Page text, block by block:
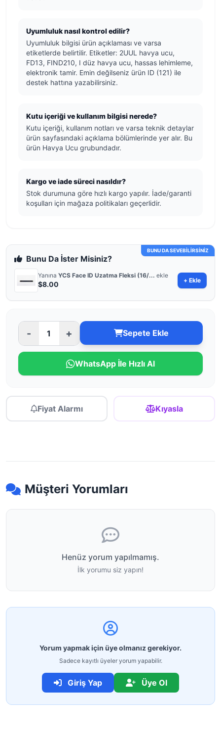
Uyumluluk nasıl kontrol edilir?
Uyumluluk bilgisi ürün açıklaması ve varsa
etiketlerde belirtilir. Etiketler: 2UUL havya ucu,
FD13, FIND210, I düz havya ucu, hassas lehimleme,
elektronik tamir. Emin değilseniz ürün ID (121) ile
destek hattına yazabilirsiniz.
Kutu içeriği ve kullanım bilgisi nerede?
Kutu içeriği, kullanım notları ve varsa teknik detaylar
ürün sayfasındaki açıklama bölümlerinde yer alır. Bu
ürün Havya Ucu grubundadır.
Kargo ve iade süreci nasıldır?
Stok durumuna göre hızlı kargo yapılır. İade/garanti
koşulları için mağaza politikaları geçerlidir.
BUNU DA SEVEBİLİRSİNİZ
Bunu Da İster Misiniz?
Yanına YCS Face ID Uzatma Fleksi (16/... ekle
$8.00 + Ekle
- + Sepete Ekle
WhatsApp İle Hızlı Al
Fiyat Alarmı Kıyasla
Müşteri Yorumları
Henüz yorum yapılmamış.
İlk yorumu siz yapın!
Yorum yapmak için üye olmanız gerekiyor.
Sadece kayıtlı üyeler yorum yapabilir.
Giriş Yap Üye Ol